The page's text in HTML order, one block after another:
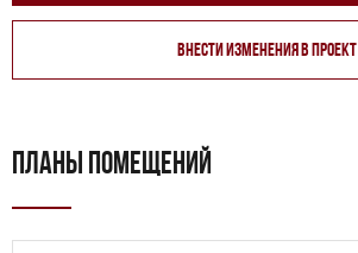
Внести изменения в проект
ПЛАНЫ ПОМЕЩЕНИЙ